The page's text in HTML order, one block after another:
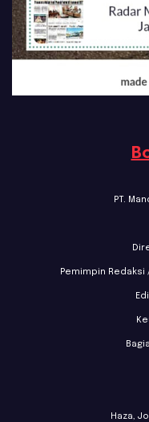
PT.
Pemimpin Redaksi
Haza,